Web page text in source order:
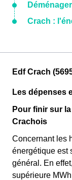
Crach :
Edf Crach
Les dépenses
Pour finir sur
Crachois
Concernant les
énergétique est
général. En
supérieure